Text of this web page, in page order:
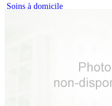
Soins à domicile